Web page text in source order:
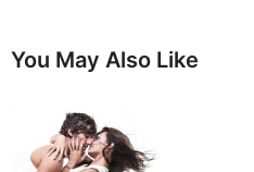
You May Also Like